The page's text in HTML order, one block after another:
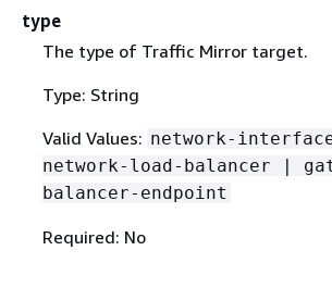
type
The type of Traffic Mirror target.
Type: String
Valid Values: network-
network-load-balancer |
balancer-endpoint
Required: No